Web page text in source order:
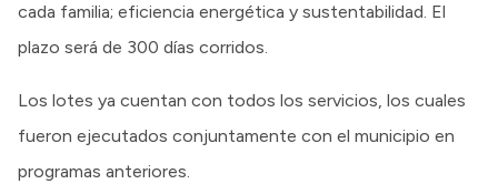
cada familia; eficiencia energética y sustentabilidad. El
plazo será de 300 días corridos.
Los lotes ya cuentan con todos los servicios, los cuales
fueron ejecutados conjuntamente con el municipio en
programas anteriores.